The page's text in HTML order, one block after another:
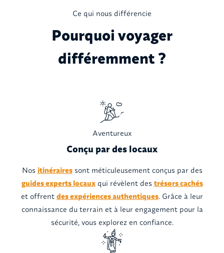
Ce qui nous différencie
Pourquoi voyager
différemment ?
Aventureux
Conçu par des locaux
Nos itinérairessont méticuleusement conçus par des
guides experts locauxqui révèlent des trésors cachés
et offrent des expériences authentiques. Grâce à leur
connaissance du terrain et à leur engagement pour la
sécurité, vous explorez en confiance.